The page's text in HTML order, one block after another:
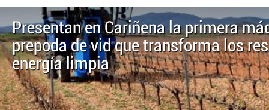
Presentan en Cariñena la primera
prepoda de vid que transforma los
energía limpia